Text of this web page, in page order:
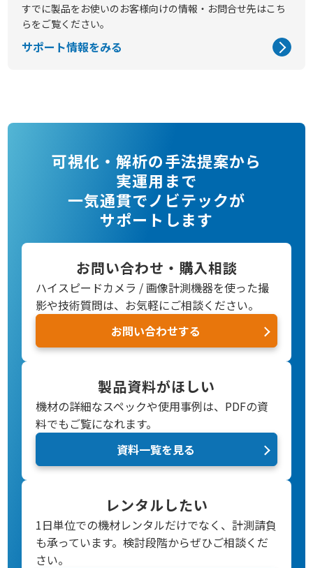
すでに製品をお使いのお客様向けの情報・お問合せ先はこち
らをご覧ください。
サポート情報をみる
可視化・解析の手法提案から
実運用まで
一気通貫でノビテックが
サポートします
お問い合わせ・購入相談
ハイスピードカメラ / 画像計測機器を使った撮
影や技術質問は、お気軽にご相談ください。
お問い合わせする
製品資料がほしい
機材の詳細なスペックや使用事例は、PDFの資
料でもご覧になれます。
資料一覧を見る
レンタルしたい
1日単位での機材レンタルだけでなく、計測請負
も承っています。検討段階からぜひご相談くだ
さい。